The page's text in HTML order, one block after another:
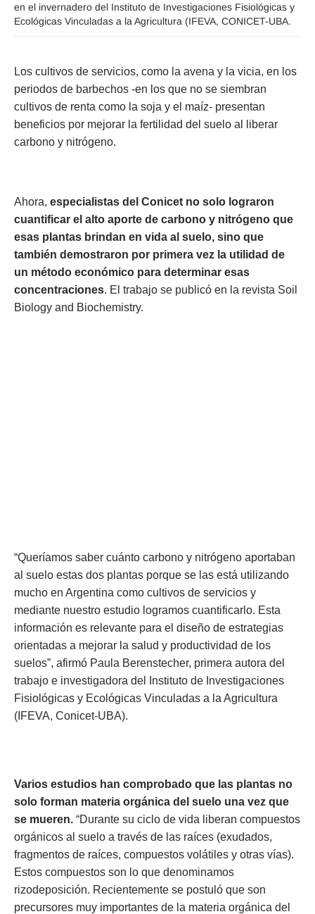
en el invernadero del Instituto de Investigaciones Fisiológicas y
Ecológicas Vinculadas a la Agricultura (IFEVA, CONICET-UBA.
Los cultivos de servicios, como la avena y la vicia, en los
periodos de barbechos -en los que no se siembran
cultivos de renta como la soja y el maíz- presentan
beneficios por mejorar la fertilidad del suelo al liberar
carbono y nitrógeno.
Ahora, especialistas del Conicet no solo lograron
cuantificar el alto aporte de carbono y nitrógeno que
esas plantas brindan en vida al suelo, sino que
también demostraron por primera vez la utilidad de
un método económico para determinar esas
concentraciones. El trabajo se publicó en la revista Soil
Biology and Biochemistry.
“Queríamos saber cuánto carbono y nitrógeno aportaban
al suelo estas dos plantas porque se las está utilizando
mucho en Argentina como cultivos de servicios y
mediante nuestro estudio logramos cuantificarlo. Esta
información es relevante para el diseño de estrategias
orientadas a mejorar la salud y productividad de los
suelos”, afirmó Paula Berenstecher, primera autora del
trabajo e investigadora del Instituto de Investigaciones
Fisiológicas y Ecológicas Vinculadas a la Agricultura
(IFEVA, Conicet-UBA).
Varios estudios han comprobado que las plantas no
solo forman materia orgánica del suelo una vez que
se mueren. “Durante su ciclo de vida liberan compuestos
orgánicos al suelo a través de las raíces (exudados,
fragmentos de raíces, compuestos volátiles y otras vías).
Estos compuestos son lo que denominamos
rizodeposición. Recientemente se postuló que son
precursores muy importantes de la materia orgánica del